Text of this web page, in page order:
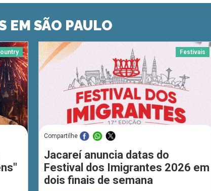
EM SÃO PAULO
Festivais
Compartilhe
Jacareí anuncia datas do
Festival dos Imigrantes 2026 em
dois finais de semana